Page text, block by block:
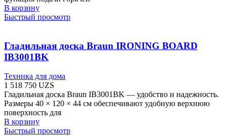
В корзину
Быстрый просмотр
Гладильная доска Braun IRONING BOARD
IB3001BK
Техника для дома
1 518 750 UZS
Гладильная доска Braun IB3001BK — удобство и надежность.
Размеры 40 × 120 × 44 см обеспечивают удобную верхнюю
поверхность для
В корзину
Быстрый просмотр